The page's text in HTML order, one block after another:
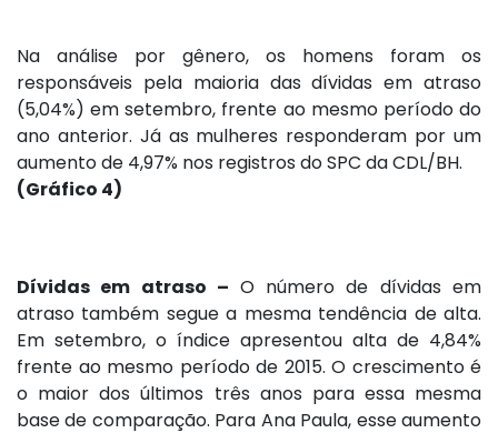
Na análise por gênero, os homens foram os
responsáveis pela maioria das dívidas em atraso
(5,04%) em setembro, frente ao mesmo período do
ano anterior. Já as mulheres responderam por um
aumento de 4,97% nos registros do SPC da CDL/BH.
(Gráfico 4)
Dívidas em atraso – O número de dívidas em
atraso também segue a mesma tendência de alta.
Em setembro, o índice apresentou alta de 4,84%
frente ao mesmo período de 2015. O crescimento é
o maior dos últimos três anos para essa mesma
base de comparação. Para Ana Paula, esse aumento